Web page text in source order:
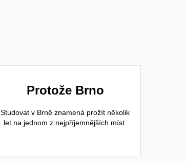
Protože Brno
Studovat v Brně znamená prožít několik
let na jednom z nejpříjemnějších míst.